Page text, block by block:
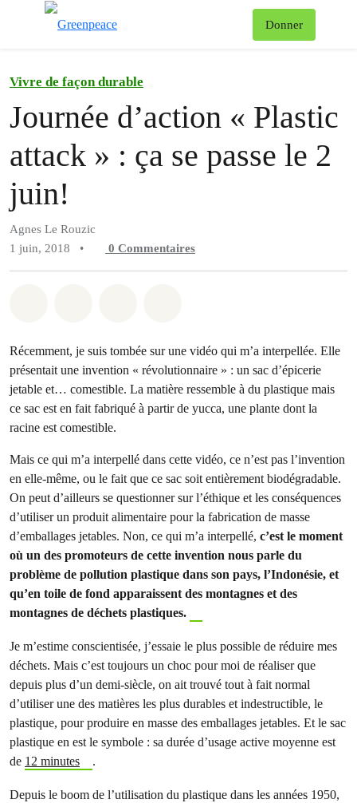
Donner
Vivre de façon durable
Journée d’action « Plastic
attack » : ça se passe le 2
juin!
Agnes Le Rouzic
1 juin, 2018
• 0 Commentaires
Récemment, je suis tombée sur une vidéo qui m’a interpellée. Elle
présentait une invention « révolutionnaire » : un sac d’épicerie
jetable et… comestible. La matière ressemble à du plastique mais
ce sac est en fait fabriqué à partir de yucca, une plante dont la
racine est comestible.
Mais ce qui m’a interpellé dans cette vidéo, ce n’est pas l’invention
en elle-même, ou le fait que ce sac soit entièrement biodégradable.
On peut d’ailleurs se questionner sur l’éthique et les conséquences
d’utiliser un produit alimentaire pour la fabrication de masse
d’emballages jetables. Non, ce qui m’a interpellé, c’est le moment
où un des promoteurs de cette invention nous parle du
problème de pollution plastique dans son pays, l’Indonésie, et
qu’en toile de fond apparaissent des montagnes et des
montagnes de déchets plastiques.
Je m’estime conscientisée, j’essaie le plus possible de réduire mes
déchets. Mais c’est toujours un choc pour moi de réaliser que
depuis plus d’un demi-siècle, on ait trouvé tout à fait normal
d’utiliser une des matières les plus durables et indestructible, le
plastique, pour produire en masse des emballages jetables. Et le sac
plastique en est le symbole : sa durée d’usage active moyenne est
de 12 minutes .
Depuis le boom de l’utilisation du plastique dans les années 1950,